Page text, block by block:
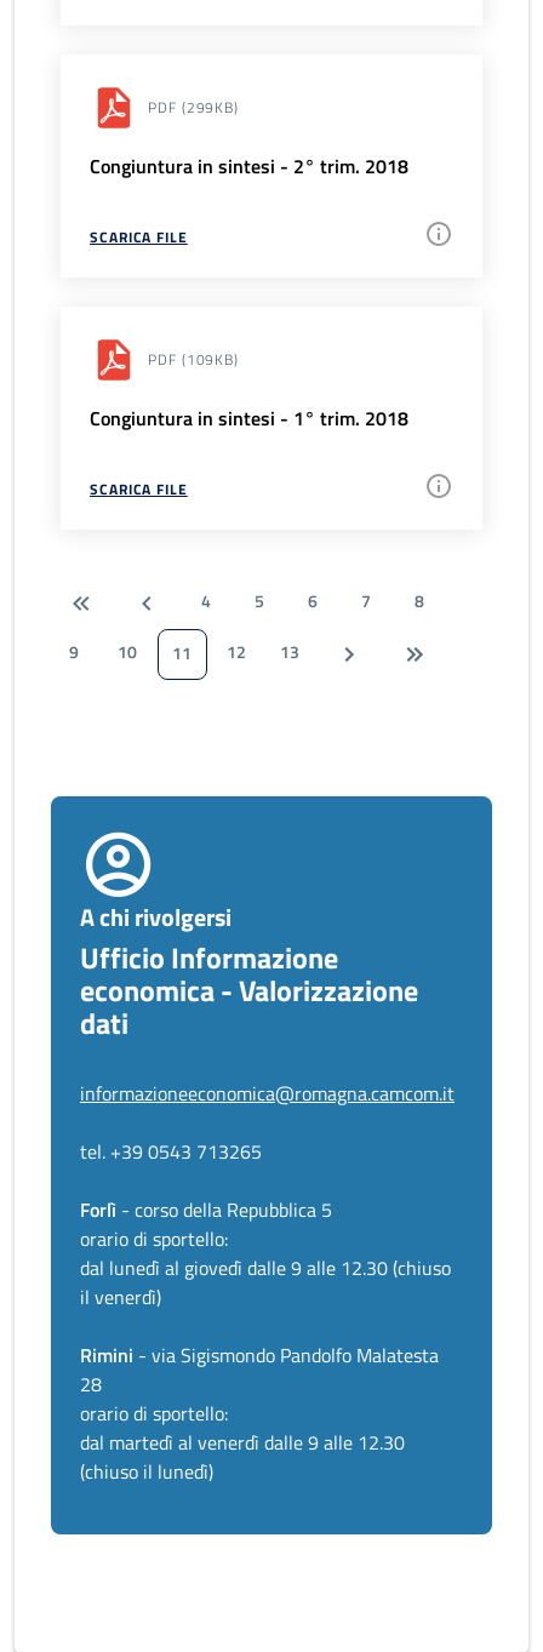
PDF (299KB)
Congiuntura in sintesi - 2° trim. 2018
SCARICA FILE
PDF (109KB)
Congiuntura in sintesi - 1° trim. 2018
SCARICA FILE
4 5 6 7
8
9
10 11 12 13
A chi rivolgersi
Ufficio Informazione
economica - Valorizzazione
dati
informazioneeconomica@romagna.camcom.it
tel. +39 0543 713265
Forlì - corso della Repubblica 5
orario di sportello:
dal lunedì al giovedì dalle 9 alle 12.30 (chiuso
il venerdì)
Rimini - via Sigismondo Pandolfo Malatesta
28
orario di sportello:
dal martedì al venerdì dalle 9 alle 12.30
(chiuso il lunedì)